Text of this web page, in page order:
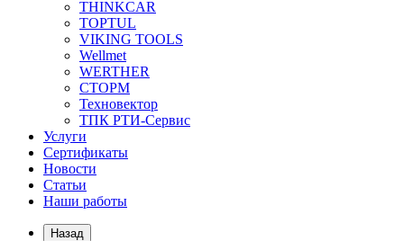
THINKCAR
TOPTUL
VIKING TOOLS
Wellmet
WERTHER
СТОРМ
Техновектор
ТПК РТИ-Сервис
Услуги
Сертификаты
Новости
Статьи
Наши работы
Назад